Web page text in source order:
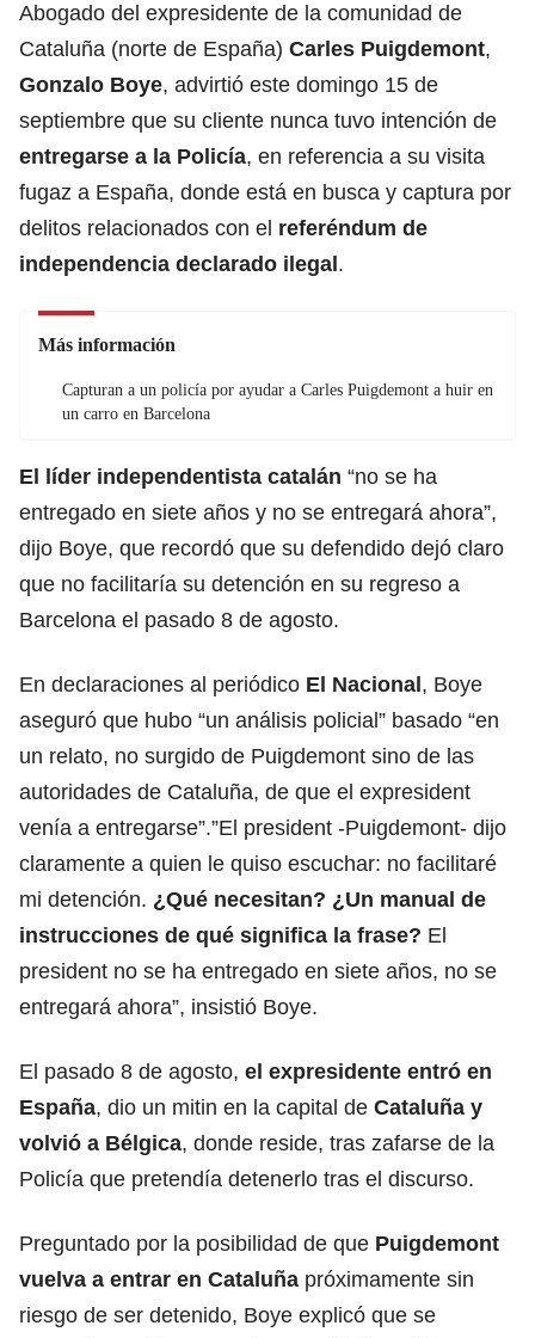
Abogado del expresidente de la comunidad de
Cataluña (norte de España) Carles Puigdemont,
Gonzalo Boye, advirtió este domingo 15 de
septiembre que su cliente nunca tuvo intención de
entregarse a la Policía, en referencia a su visita
fugaz a España, donde está en busca y captura por
delitos relacionados con el referéndum de
independencia declarado ilegal.
Más información
Capturan a un policía por ayudar a Carles Puigdemont a huir en
un carro en Barcelona
El líder independentista catalán “no se ha
entregado en siete años y no se entregará ahora”,
dijo Boye, que recordó que su defendido dejó claro
que no facilitaría su detención en su regreso a
Barcelona el pasado 8 de agosto.
En declaraciones al periódico El Nacional, Boye
aseguró que hubo “un análisis policial” basado “en
un relato, no surgido de Puigdemont sino de las
autoridades de Cataluña, de que el expresident
venía a entregarse”.”El president -Puigdemont- dijo
claramente a quien le quiso escuchar: no facilitaré
mi detención. ¿Qué necesitan? ¿Un manual de
instrucciones de qué significa la frase? El
president no se ha entregado en siete años, no se
entregará ahora”, insistió Boye.
El pasado 8 de agosto, el expresidente entró en
España, dio un mitin en la capital de Cataluña y
volvió a Bélgica, donde reside, tras zafarse de la
Policía que pretendía detenerlo tras el discurso.
Preguntado por la posibilidad de que Puigdemont
vuelva a entrar en Cataluña próximamente sin
riesgo de ser detenido, Boye explicó que se